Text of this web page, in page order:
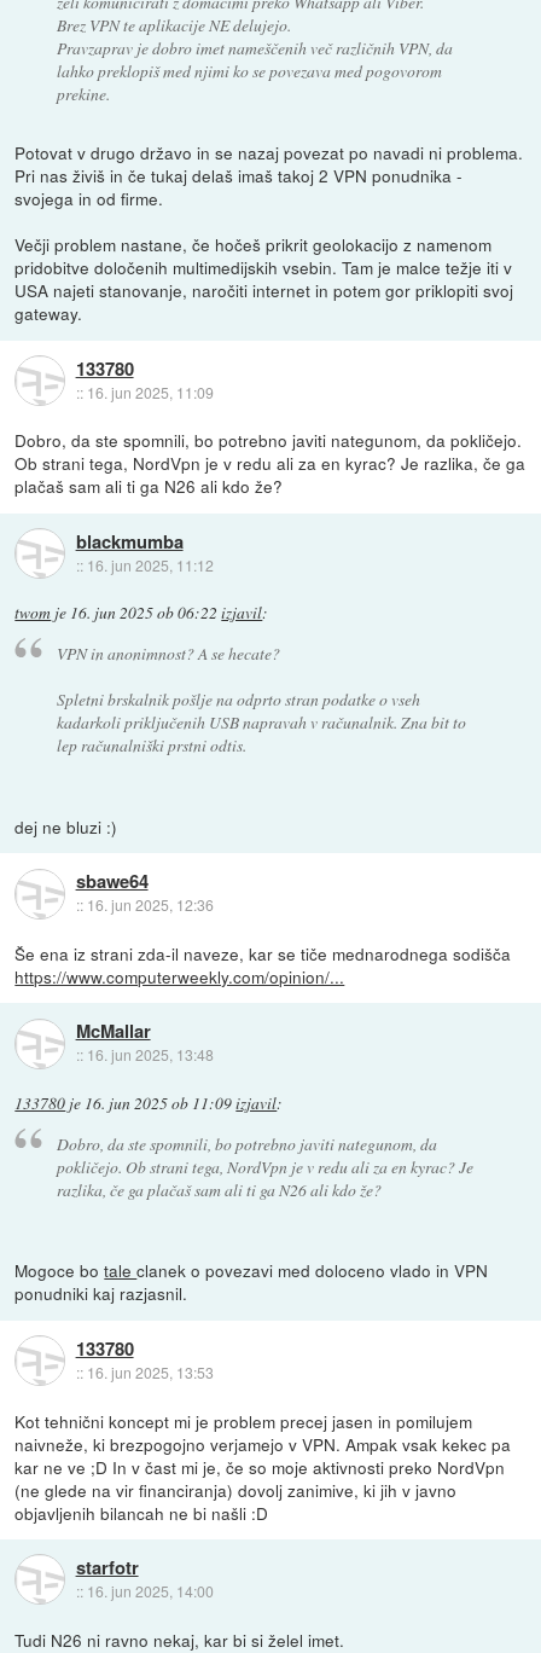
Brez VPN te aplikacije NE delujejo.
Pravzaprav je dobro imet nameščenih več različnih VPN, da
lahko preklopiš med njimi ko se povezava med pogovorom
prekine.
Potovat v drugo državo in se nazaj povezat po navadi ni problema.
Pri nas živiš in če tukaj delaš imaš takoj 2 VPN ponudnika -
svojega in od firme.
Večji problem nastane, če hočeš prikrit geolokacijo z namenom
pridobitve določenih multimedijskih vsebin. Tam je malce težje iti v
USA najeti stanovanje, naročiti internet in potem gor priklopiti svoj
gateway.
133780
:: 16. jun 2025, 11:09
Dobro, da ste spomnili, bo potrebno javiti nategunom, da pokličejo.
Ob strani tega, NordVpn je v redu ali za en kyrac? Je razlika, če ga
plačaš sam ali ti ga N26 ali kdo že?
blackmumba
:: 16. jun 2025, 11:12
twom je 16. jun 2025 ob 06:22 izjavil:
VPN in anonimnost? A se hecate?
Spletni brskalnik pošlje na odprto stran podatke o vseh
kadarkoli priključenih USB napravah v računalnik. Zna bit to
lep računalniški prstni odtis.
dej ne bluzi :)
sbawe64
:: 16. jun 2025, 12:36
Še ena iz strani zda-il naveze, kar se tiče mednarodnega sodišča
https://www.computerweekly.com/opinion/...
McMallar
:: 16. jun 2025, 13:48
133780 je 16. jun 2025 ob 11:09izjavil:
Dobro, da ste spomnili, bo potrebno javiti nategunom, da
pokličejo. Ob strani tega, NordVpn je v redu ali za en kyrac? Je
razlika, če ga plačaš sam ali ti ga N26 ali kdo že?
Mogoce botaleclanek o povezavi med doloceno vlado in VPN
ponudniki kaj razjasnil.
133780
:: 16. jun 2025, 13:53
Kot tehnični koncept mi je problem precej jasen in pomilujem
naivneže, ki brezpogojno verjamejo v VPN. Ampak vsak kekec pa
kar ne ve ;D In v čast mi je, če so moje aktivnosti preko NordVpn
(ne glede na vir financiranja) dovolj zanimive, ki jih v javno
objavljenih bilancah ne bi našli :D
starfotr
:: 16. jun 2025, 14:00
Tudi N26 ni ravno nekaj, kar bi si želel imet.